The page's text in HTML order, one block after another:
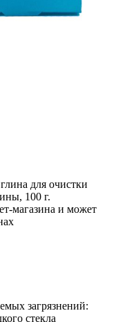
для очистки
100 г.
магазина и может
загрязнений:
стекла